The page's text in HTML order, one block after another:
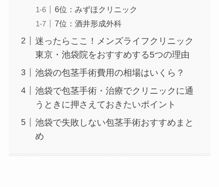
6位：みずほクリニック
7位：酒井形成外科
迷ったらここ！メンズライフクリニック
東京・池袋院をおすすめする5つの理由
池袋の包茎手術費用の相場はいくら？
池袋で包茎手術・治療でクリニックに通
うときに押さえておきたいポイント
池袋で失敗しない包茎手術おすすめまと
め